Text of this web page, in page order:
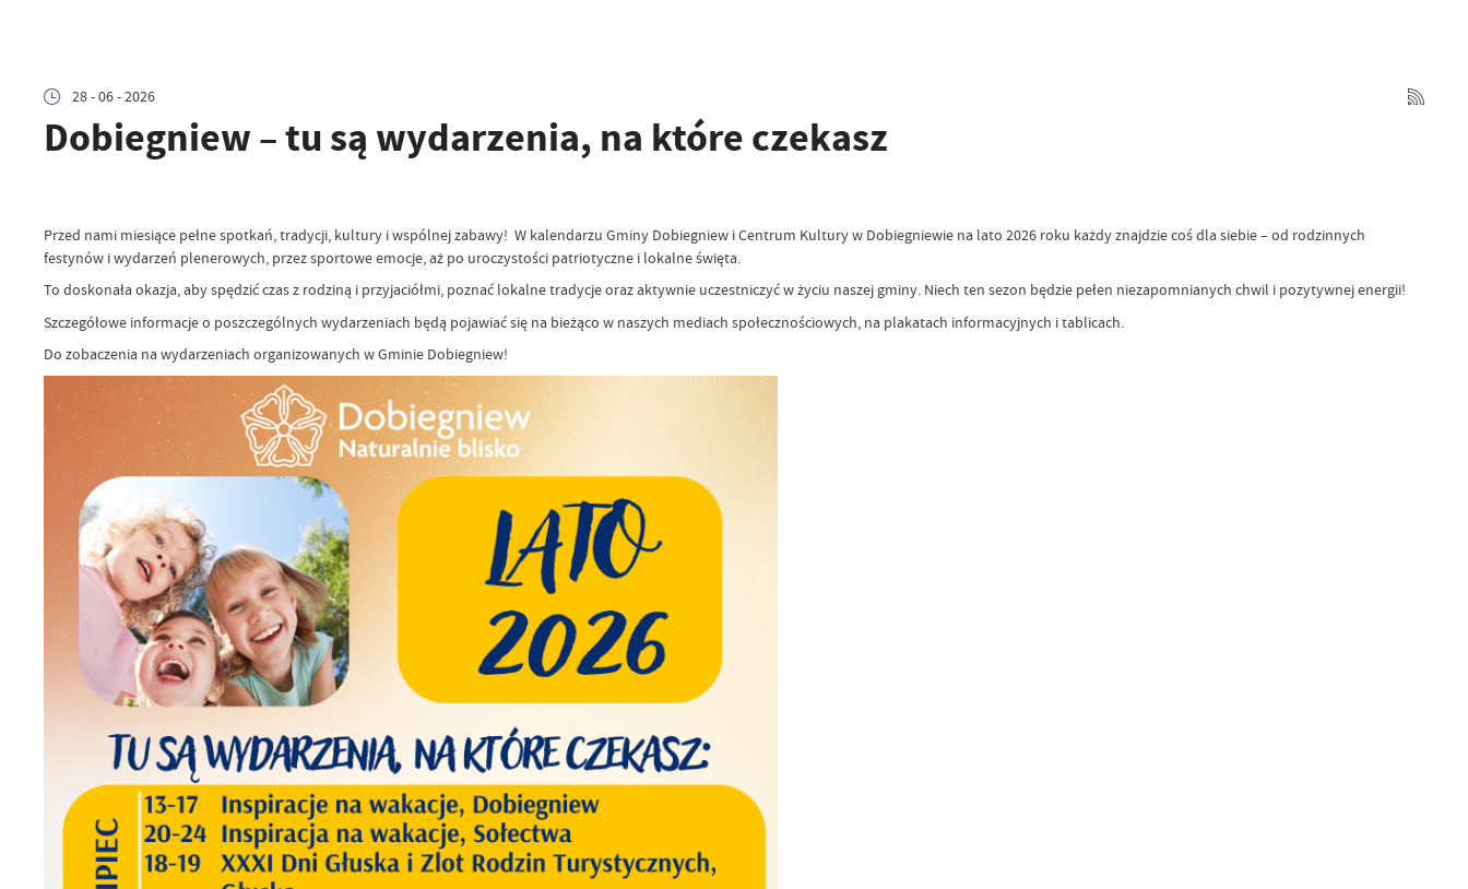
28 - 06 - 2026
Dobiegniew – tu są wydarzenia, na które czekasz
Przed nami miesiące pełne spotkań, tradycji, kultury i wspólnej zabawy! W kalendarzu Gminy Dobiegniew i Centrum Kultury w Dobiegniewie na lato 2026 roku każdy znajdzie coś dla siebie – od rodzinnych
festynów i wydarzeń plenerowych, przez sportowe emocje, aż po uroczystości patriotyczne i lokalne święta.
To doskonała okazja, aby spędzić czas z rodziną i przyjaciółmi, poznać lokalne tradycje oraz aktywnie uczestniczyć w życiu naszej gminy. Niech ten sezon będzie pełen niezapomnianych chwil i pozytywnej energii!
Szczegółowe informacje o poszczególnych wydarzeniach będą pojawiać się na bieżąco w naszych mediach społecznościowych, na plakatach informacyjnych i tablicach.
Do zobaczenia na wydarzeniach organizowanych w Gminie Dobiegniew!